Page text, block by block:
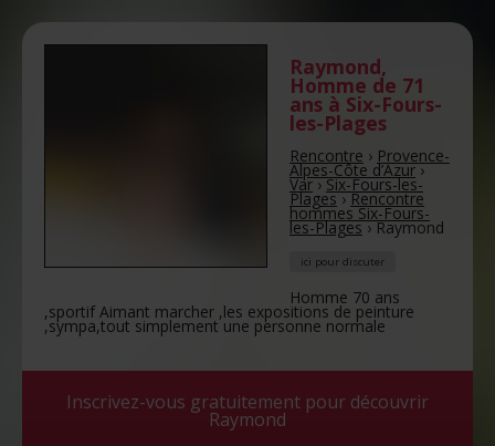
Raymond,
Homme de 71
ans à Six-Fours-
les-Plages
Rencontre › Provence-
Alpes-Côte d’Azur›
Var›Six-Fours-les-
Plages›Rencontre
hommes Six-Fours-
les-Plages›Raymond
ici pour discuter
Homme 70 ans
,sportif Aimant marcher ,les expositions de peinture
,sympa,tout simplement une personne normale
Inscrivez-vous gratuitement pour découvrir
Raymond